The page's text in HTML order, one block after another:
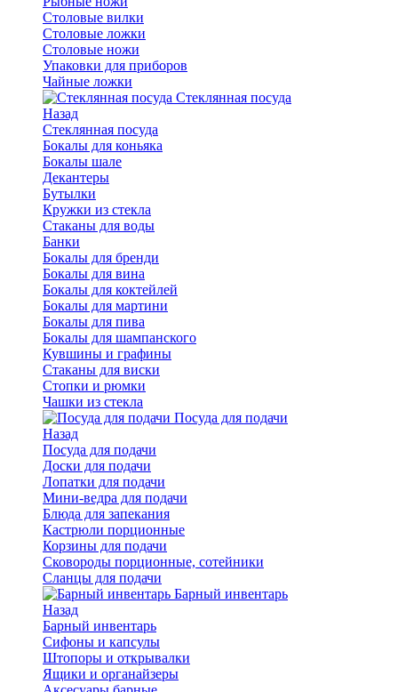
Столовые вилки
Столовые ложки
Столовые ножи
Упаковки для приборов
Чайные ложки
Стеклянная посуда
Назад
Стеклянная посуда
Бокалы для коньяка
Бокалы шале
Декантеры
Бутылки
Кружки из стекла
Стаканы для воды
Банки
Бокалы для бренди
Бокалы для вина
Бокалы для коктейлей
Бокалы для мартини
Бокалы для пива
Бокалы для шампанского
Кувшины и графины
Стаканы для виски
Стопки и рюмки
Чашки из стекла
Посуда для подачи
Назад
Посуда для подачи
Доски для подачи
Лопатки для подачи
Мини-ведра для подачи
Блюда для запекания
Кастрюли порционные
Корзины для подачи
Сковороды порционные, сотейники
Сланцы для подачи
Барный инвентарь
Назад
Барный инвентарь
Сифоны и капсулы
Штопоры и открывалки
Ящики и органайзеры